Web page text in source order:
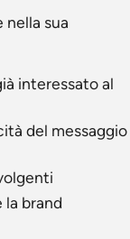
nella sua
interessato al
del messaggio
la brand